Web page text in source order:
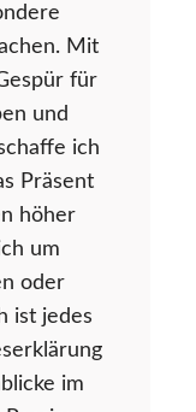
Mit
für
und
ich
Präsent
höher
um
oder
ist jedes
im